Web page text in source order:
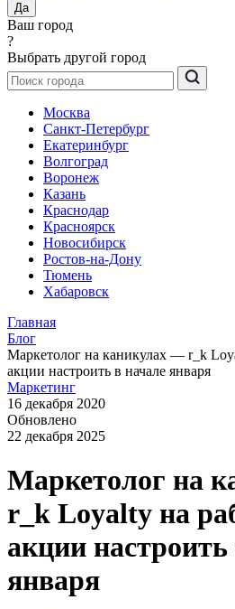
Да
Ваш город
?
Выбрать другой город
Москва
Санкт-Петербург
Екатеринбург
Волгоград
Воронеж
Казань
Краснодар
Красноярск
Новосибирск
Ростов-на-Дону
Тюмень
Хабаровск
Главная
Блог
Маркетолог на каникулах — r_k
акции настроить в начале января
Маркетинг
16 декабря 2020
Обновлено
22 декабря 2025
Маркетолог на
r_k Loyalty на
акции настроить
января